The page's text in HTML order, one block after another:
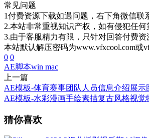
常见问题
1付费资源下载如遇问题，右下角微信联
2.本站非常重视知识产权，如有侵犯任
3.由于客服精力有限，只针对回答付费
本站默认解压密码为www.vfxcool.com或
0 0
AE脚本win mac
上一篇
AE模板-体育赛事团队人员信息介绍展示
AE模板-水彩漫画手绘素描复古风格视觉
猜你喜欢